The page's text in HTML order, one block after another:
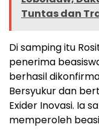
Tuntas dan
Di samping itu
penerima
berhasil
Bersyukur dan
Exider Inovasi. Ia
memperoleh